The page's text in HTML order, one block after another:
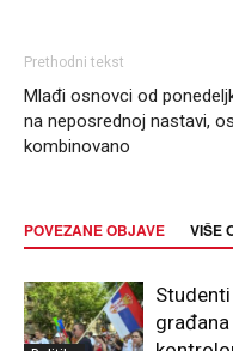
Prethodni tekst
Mlađi osnovci od
na neposrednoj nastavi,
kombinovano
POVEZANE OBJAVE VIŠE